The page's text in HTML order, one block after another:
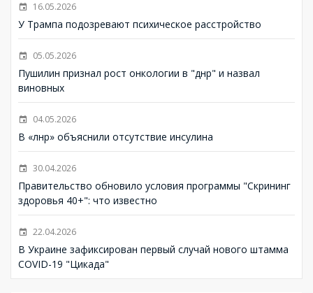
16.05.2026
У Трампа подозревают психическое расстройство
05.05.2026
Пушилин признал рост онкологии в "днр" и назвал
виновных
04.05.2026
В «лнр» объяснили отсутствие инсулина
30.04.2026
Правительство обновило условия программы "Скрининг
здоровья 40+": что известно
22.04.2026
В Украине зафиксирован первый случай нового штамма
COVID-19 "Цикада"